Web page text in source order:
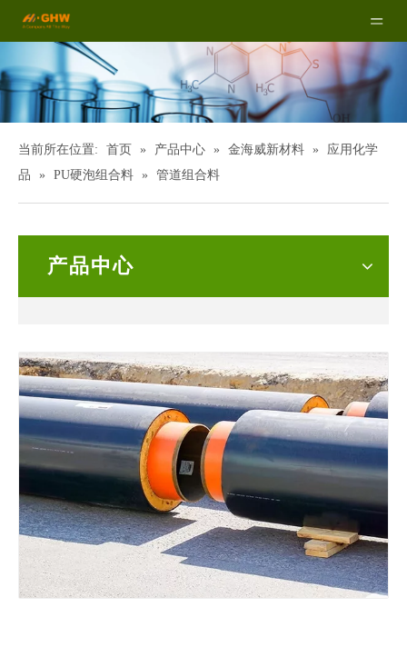
当前所在位置: 首页 » 产品中心 » 金海威新材料 »
应用化学
品
» PU硬泡组合料 » 管道组合料
产品中心